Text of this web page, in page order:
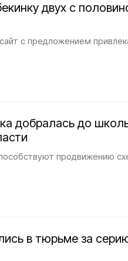
двух с
с предложением
добралась до
продвижению
в тюрьме за